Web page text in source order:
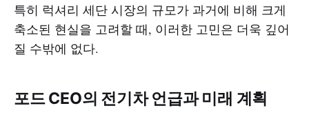
특히 럭셔리 세단 시장의 규모가 과거에 비해 크게
축소된 현실을 고려할 때, 이러한 고민은 더욱 깊어
질 수밖에 없다.
포드 CEO의 전기차 언급과 미래 계획